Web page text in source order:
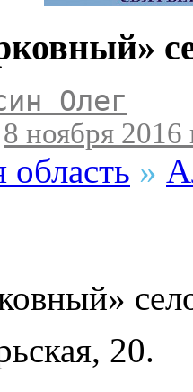
Олег
8 ноября 2016
область »
20.